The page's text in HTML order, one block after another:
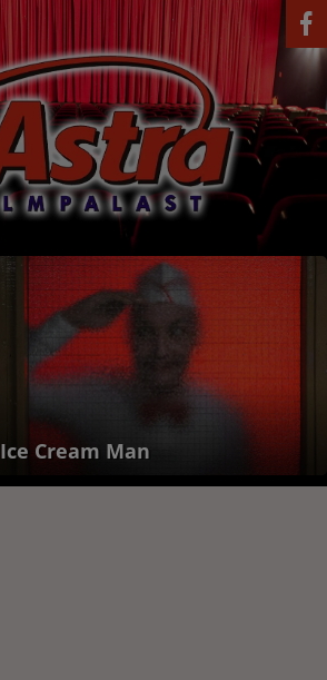
Ice Cream Man